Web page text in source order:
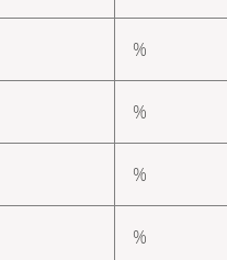
%
%
%
%